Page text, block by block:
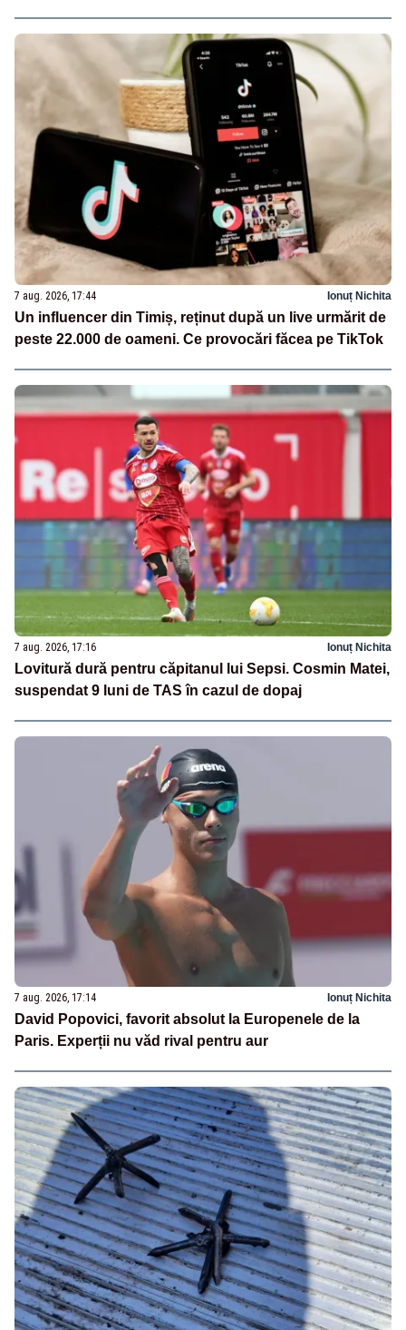
7 aug. 2026, 17:44 Ionuț Nichita
Un influencer din Timiș, reținut după un live urmărit de
peste 22.000 de oameni. Ce provocări făcea pe TikTok
7 aug. 2026, 17:16 Ionuț Nichita
Lovitură dură pentru căpitanul lui Sepsi. Cosmin Matei,
suspendat 9 luni de TAS în cazul de dopaj
7 aug. 2026, 17:14 Ionuț Nichita
David Popovici, favorit absolut la Europenele de la
Paris. Experții nu văd rival pentru aur